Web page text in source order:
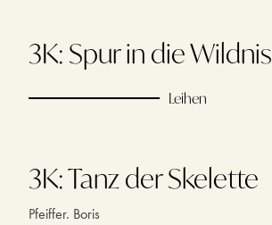
3K: Spur in die Wildnis
Leihen
3K: Tanz der Skelette
Pfeiffer. Boris